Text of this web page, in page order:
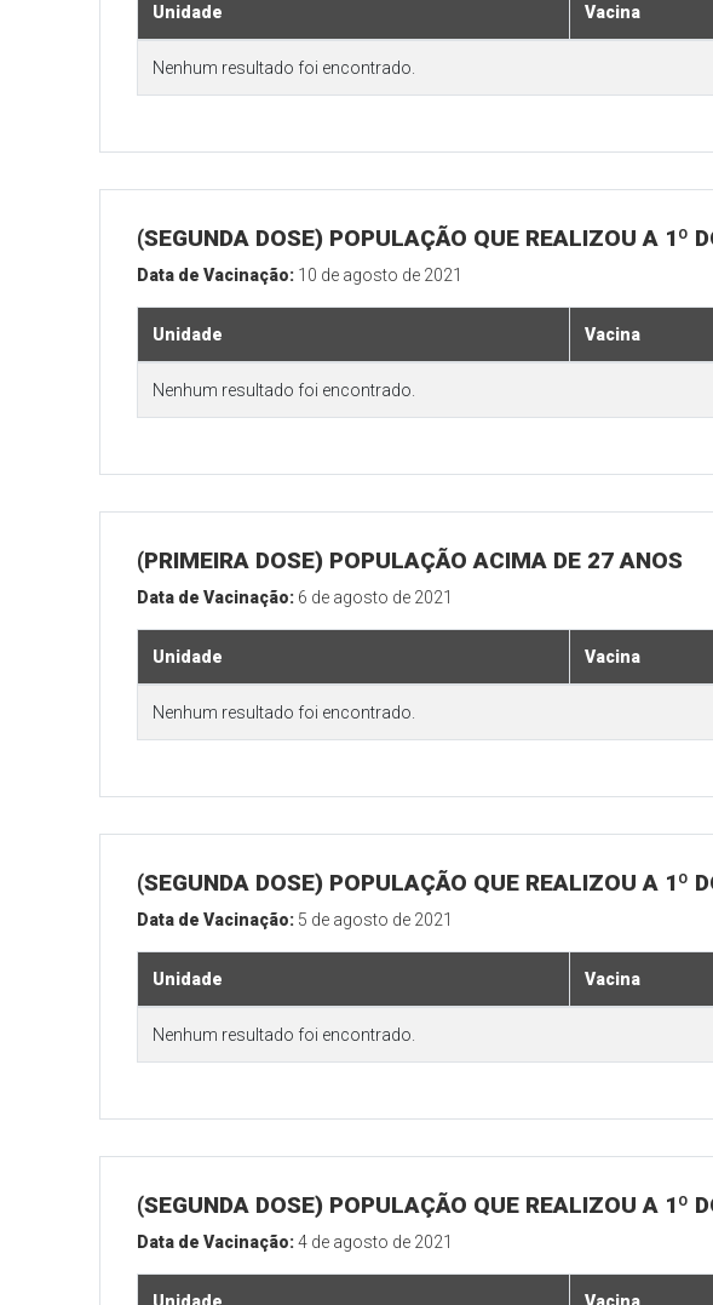
Unidade Vacina
Nenhum resultado foi encontrado.
(SEGUNDA DOSE) POPULAÇÃO QUE REALIZOU A 1º
Data de Vacinação: 10 de agosto de 2021
Unidade Vacina
Nenhum resultado foi encontrado.
(PRIMEIRA DOSE) POPULAÇÃO ACIMA DE 27 ANOS
Data de Vacinação: 6 de agosto de 2021
Unidade Vacina
Nenhum resultado foi encontrado.
(SEGUNDA DOSE) POPULAÇÃO QUE REALIZOU A 1º
Data de Vacinação: 5 de agosto de 2021
Unidade Vacina
Nenhum resultado foi encontrado.
(SEGUNDA DOSE) POPULAÇÃO QUE REALIZOU A 1º
Data de Vacinação:4 de agosto de 2021